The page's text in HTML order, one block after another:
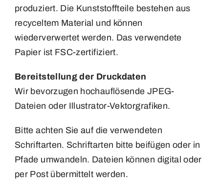
produziert. Die Kunststoffteile bestehen aus
recyceltem Material und können
wiederverwertet werden. Das verwendete
Papier ist FSC-zertifiziert.
Bereitstellung der Druckdaten
Wir bevorzugen hochauflösende JPEG-
Dateien oder Illustrator-Vektorgrafiken.
Bitte achten Sie auf die verwendeten
Schriftarten. Schriftarten bitte beifügen oder in
Pfade umwandeln. Dateien können digital oder
per Post übermittelt werden.